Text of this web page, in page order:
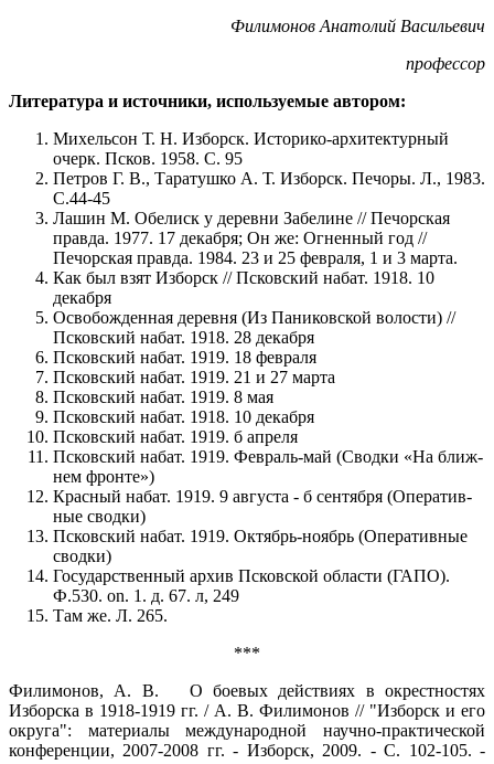
Филимонов Анатолий Васильевич
профессор
Литература и источники, используемые автором:
Михельсон Т. Н. Изборск. Историко-архитектурный
очерк. Псков. 1958. С. 95
Петров Г. В., Таратушко А. Т. Изборск. Печоры. Л., 1983.
С.44-45
Лашин М. Обелиск у деревни Забелине // Печорская
правда. 1977. 17 декабря; Он же: Огненный год //
Печорская правда. 1984. 23 и 25 февраля, 1 и 3 марта.
Как был взят Изборск // Псковский набат. 1918. 10
декабря
Освобожденная деревня (Из Паниковской волости) //
Псковский набат. 1918. 28 декабря
Псковский набат. 1919. 18 февраля
Псковский набат. 1919. 21 и 27 марта
Псковский набат. 1919. 8 мая
Псковский набат. 1918. 10 декабря
Псковский набат. 1919. б апреля
Псковский набат. 1919. Февраль-май (Сводки «На ближ­
нем фронте»)
Красный набат. 1919. 9 августа - б сентября (Оператив­
ные сводки)
Псковский набат. 1919. Октябрь-ноябрь (Оперативные
сводки)
Государственный архив Псковской области (ГАПО).
Ф.530. on. 1. д. 67. л, 249
Там же. Л. 265.
***
Филимонов, А. В. О боевых действиях в окрестностях
Изборска в 1918-1919 гг. / А. В. Филимонов // "Изборск и его
округа": материалы международной научно-практической
конференции, 2007-2008 гг. - Изборск, 2009. - С. 102-105. -